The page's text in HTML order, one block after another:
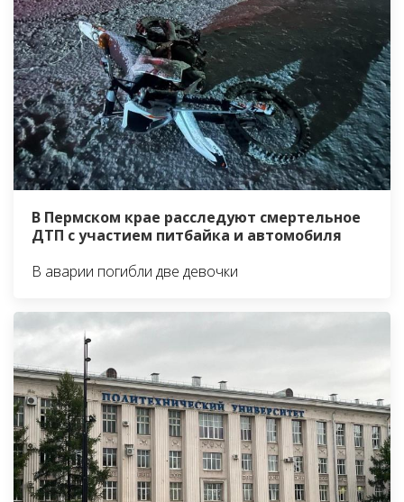
В Пермском крае расследуют смертельное
ДТП с участием питбайка и автомобиля
В аварии погибли две девочки